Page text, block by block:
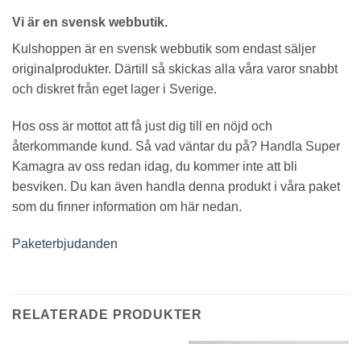
Vi är en svensk webbutik.
Kulshoppen är en svensk webbutik som endast säljer
originalprodukter. Därtill så skickas alla våra varor snabbt
och diskret från eget lager i Sverige.
Hos oss är mottot att få just dig till en nöjd och
återkommande kund. Så vad väntar du på? Handla Super
Kamagra av oss redan idag, du kommer inte att bli
besviken. Du kan även handla denna produkt i våra paket
som du finner information om här nedan.
Paketerbjudanden
RELATERADE PRODUKTER